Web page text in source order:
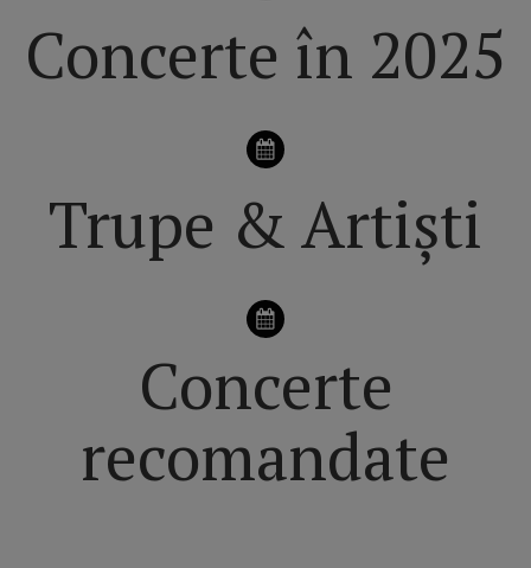
Concerte în 2025
Trupe & Artiști
Concerte
recomandate